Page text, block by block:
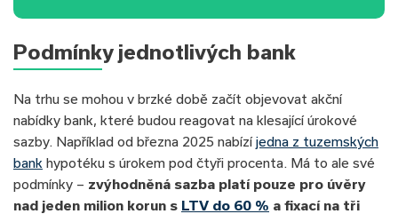
Podmínky jednotlivých bank
Na trhu se mohou v brzké době začít objevovat akční
nabídky bank, které budou reagovat na klesající úrokové
sazby. Například od března 2025 nabízí jedna z tuzemských
bank hypotéku s úrokem pod čtyři procenta. Má to ale své
podmínky – zvýhodněná sazba platí pouze pro úvěry
nad jeden milion korun s LTV do 60 % a fixací na tři